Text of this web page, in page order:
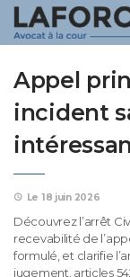
Appel
incident
Le 18 juin 2026
Découvrez l’arrêt
recevabilité de
formulé, et clarifie
jugement, articles
Panneau de gestion des